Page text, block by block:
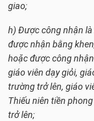
giao;
h) Được công nhận
được nhận bằng
hoặc được công
giáo viên dạy giỏi,
trường trở lên, giáo
Thiếu niên tiền
trở lên;